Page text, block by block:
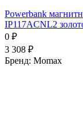
Powerbank
IP117ACNL2
0 ₽
3 308 ₽
Бренд: Momax